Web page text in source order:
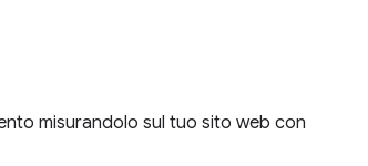
misurandolo sul tuo sito web con